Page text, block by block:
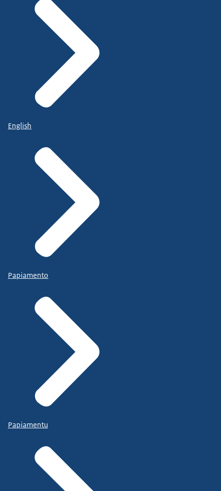
(Beeldtekst: Stem ook 15 maart. Het logo van Elke
stem telt.)
DE OPGEWEKTE MUZIEK SPEELT VERDER
English
Papiamento
Papiamentu